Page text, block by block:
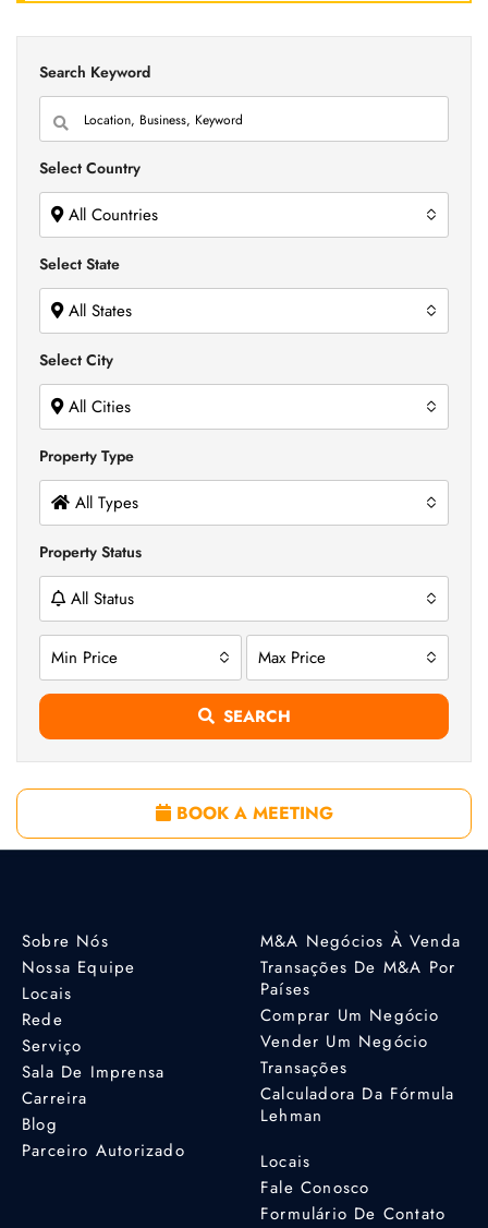
Search Keyword
Select Country
All Countries
Select State
All States
Select City
All Cities
Property Type
All Types
Property Status
All Status
Min Price Max Price
SEARCH
BOOK A MEETING
Sobre Nós
Nossa Equipe
Locais
Rede
Serviço
Sala De Imprensa
Carreira
Blog
Parceiro Autorizado
M&A Negócios À Venda
Transações De M&A Por
Países
Comprar Um Negócio
Vender Um Negócio
Transações
Calculadora Da Fórmula
Lehman
Locais
Fale Conosco
Formulário De Contato